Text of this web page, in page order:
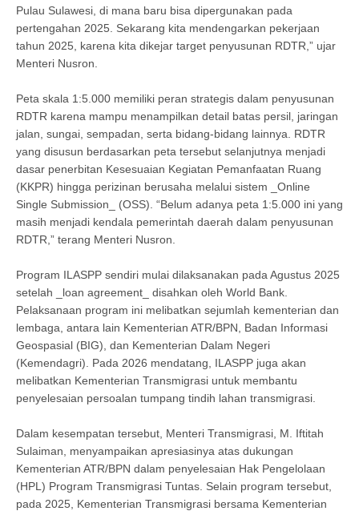
Pulau Sulawesi, di mana baru bisa dipergunakan pada
pertengahan 2025. Sekarang kita mendengarkan pekerjaan
tahun 2025, karena kita dikejar target penyusunan RDTR,” ujar
Menteri Nusron.
Peta skala 1:5.000 memiliki peran strategis dalam penyusunan
RDTR karena mampu menampilkan detail batas persil, jaringan
jalan, sungai, sempadan, serta bidang-bidang lainnya. RDTR
yang disusun berdasarkan peta tersebut selanjutnya menjadi
dasar penerbitan Kesesuaian Kegiatan Pemanfaatan Ruang
(KKPR) hingga perizinan berusaha melalui sistem _Online
Single Submission_ (OSS). “Belum adanya peta 1:5.000 ini yang
masih menjadi kendala pemerintah daerah dalam penyusunan
RDTR,” terang Menteri Nusron.
Program ILASPP sendiri mulai dilaksanakan pada Agustus 2025
setelah _loan agreement_ disahkan oleh World Bank.
Pelaksanaan program ini melibatkan sejumlah kementerian dan
lembaga, antara lain Kementerian ATR/BPN, Badan Informasi
Geospasial (BIG), dan Kementerian Dalam Negeri
(Kemendagri). Pada 2026 mendatang, ILASPP juga akan
melibatkan Kementerian Transmigrasi untuk membantu
penyelesaian persoalan tumpang tindih lahan transmigrasi.
Dalam kesempatan tersebut, Menteri Transmigrasi, M. Iftitah
Sulaiman, menyampaikan apresiasinya atas dukungan
Kementerian ATR/BPN dalam penyelesaian Hak Pengelolaan
(HPL) Program Transmigrasi Tuntas. Selain program tersebut,
pada 2025, Kementerian Transmigrasi bersama Kementerian